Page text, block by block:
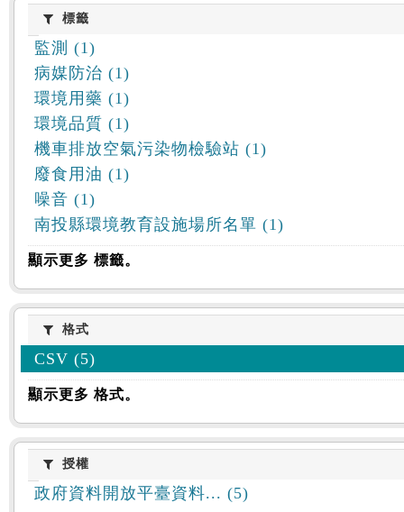
標籤標籤
監測 (1)
病媒防治 (1)
環境用藥 (1)
環境品質 (1)
機車排放空氣污染物檢驗站 (1)
廢食用油 (1)
噪音 (1)
南投縣環境教育設施場所名單 (1)
顯示更多 標籤。
格式格式
CSV (5)
顯示更多 格式。
授權授權
政府資料開放平臺資料... (5)